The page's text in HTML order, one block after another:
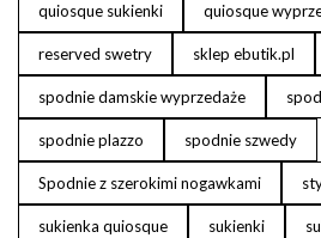
quiosque sukienki quiosque
reserved swetry sklep ebutik.pl
spodnie damskie wyprzedaże
spodnie plazzo spodnie szwedy
Spodnie z szerokimi nogawkami
sukienka quiosque sukienki